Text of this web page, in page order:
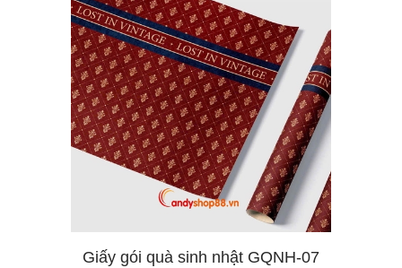
Giấy gói quà sinh nhật GQNH-07